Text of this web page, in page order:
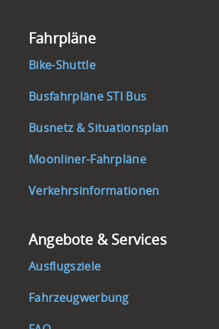
Footernavigation
Fahrpläne
Bike-Shuttle
Busfahrpläne STI Bus
Busnetz & Situationsplan
Moonliner-Fahrpläne
Verkehrsinformationen
Angebote & Services
Ausflugsziele
Fahrzeugwerbung